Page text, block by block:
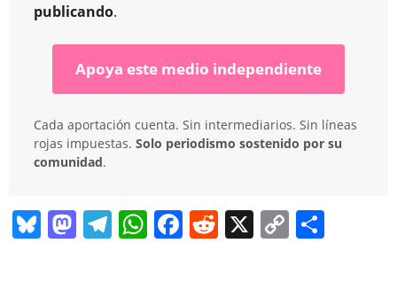
publicando.
Apoya este medio independiente
Cada aportación cuenta. Sin intermediarios. Sin líneas
rojas impuestas. Solo periodismo sostenido por su
comunidad.
Bl M T W F R X C